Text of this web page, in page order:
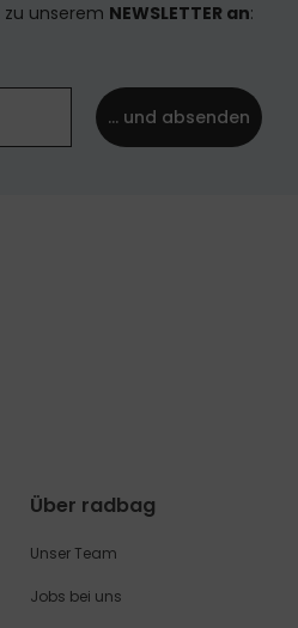
zu unserem NEWSLETTER an:
... und absenden
Über radbag
Unser Team
Jobs bei uns